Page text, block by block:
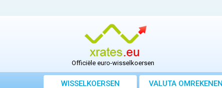
Officiële euro-wisselkoersen
WISSELKOERSEN VALUTA OMREKENEN